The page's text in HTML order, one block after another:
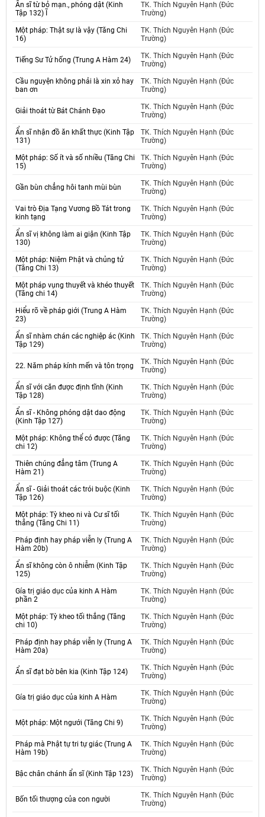
Ẩn sĩ từ bỏ mạn., phóng dật (Kinh
Tập 132) Ĩ
TK. Thích Nguyên Hạnh (Đức
Trường)
Một pháp: Thật sự là vậy (Tăng Chi
16)
TK. Thích Nguyên Hạnh (Đức
Trường)
Tiếng Sư Tử hống (Trung A Hàm 24)
TK. Thích Nguyên Hạnh (Đức
Trường)
Cầu nguyện không phải là xin xỏ hay
ban ơn
TK. Thích Nguyên Hạnh (Đức
Trường)
Giải thoát từ Bát Chánh Đạo
TK. Thích Nguyên Hạnh (Đức
Trường)
Ẩn sĩ nhận đồ ăn khất thực (Kinh Tập
131)
TK. Thích Nguyên Hạnh (Đức
Trường)
Một pháp: Số ít và số nhiều (Tăng Chi
15)
TK. Thích Nguyên Hạnh (Đức
Trường)
Gần bùn chẳng hôi tanh mùi bùn
TK. Thích Nguyên Hạnh (Đức
Trường)
Vai trò Địa Tạng Vương Bồ Tát trong
kinh tạng
TK. Thích Nguyên Hạnh (Đức
Trường)
Ẩn sĩ vị không làm ai giận (Kinh Tập
130)
TK. Thích Nguyên Hạnh (Đức
Trường)
Một pháp: Niệm Phật và chủng tử
(Tăng Chi 13)
TK. Thích Nguyên Hạnh (Đức
Trường)
Một pháp vụng thuyết và khéo thuyết
(Tăng chi 14)
TK. Thích Nguyên Hạnh (Đức
Trường)
Hiểu rõ về pháp giới (Trung A Hàm
23)
TK. Thích Nguyên Hạnh (Đức
Trường)
Ẩn sĩ nhàm chán các nghiệp ác (Kinh
Tập 129)
TK. Thích Nguyên Hạnh (Đức
Trường)
22. Năm pháp kính mến và tôn trọng
TK. Thích Nguyên Hạnh (Đức
Trường)
Ẩn sĩ với căn được định tĩnh (Kinh
Tập 128)
TK. Thích Nguyên Hạnh (Đức
Trường)
Ẩn sĩ - Không phóng dật dao động
(Kinh Tập 127)
TK. Thích Nguyên Hạnh (Đức
Trường)
Một pháp: Không thể có được (Tăng
chi 12)
TK. Thích Nguyên Hạnh (Đức
Trường)
Thiên chúng đẳng tâm (Trung A
Hàm 21)
TK. Thích Nguyên Hạnh (Đức
Trường)
Ẩn sĩ - Giải thoát các trói buộc (Kinh
Tập 126)
TK. Thích Nguyên Hạnh (Đức
Trường)
Một pháp: Tỳ kheo ni và Cư sĩ tối
thắng (Tăng Chi 11)
TK. Thích Nguyên Hạnh (Đức
Trường)
Pháp định hay pháp viễn ly (Trung A
Hàm 20b)
TK. Thích Nguyên Hạnh (Đức
Trường)
Ẩn sĩ không còn ô nhiễm (Kinh Tập
125)
TK. Thích Nguyên Hạnh (Đức
Trường)
Gía trị giáo dục của kinh A Hàm
phần 2
TK. Thích Nguyên Hạnh (Đức
Trường)
Một pháp: Tỳ kheo tối thắng (Tăng
chi 10)
TK. Thích Nguyên Hạnh (Đức
Trường)
Pháp định hay pháp viễn ly (Trung A
Hàm 20a)
TK. Thích Nguyên Hạnh (Đức
Trường)
Ẩn sĩ đạt bờ bên kia (Kinh Tập 124)
TK. Thích Nguyên Hạnh (Đức
Trường)
Gía trị giáo dục của kinh A Hàm
TK. Thích Nguyên Hạnh (Đức
Trường)
Một pháp: Một ngưới (Tăng Chi 9)
TK. Thích Nguyên Hạnh (Đức
Trường)
Pháp mà Phật tự tri tự giác (Trung A
Hàm 19b)
TK. Thích Nguyên Hạnh (Đức
Trường)
Bậc chân chánh ẩn sĩ (Kinh Tập 123)
TK. Thích Nguyên Hạnh (Đức
Trường)
Bốn tối thượng của con người
TK. Thích Nguyên Hạnh (Đức
Trường)